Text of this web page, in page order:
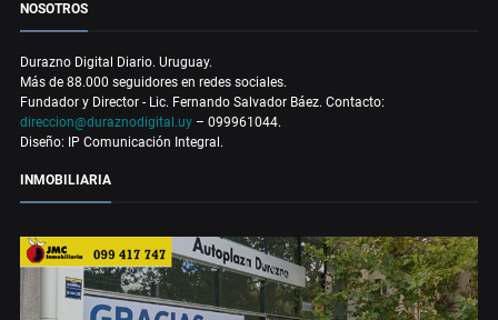
NOSOTROS
Durazno Digital Diario. Uruguay.
Más de 88.000 seguidores en redes sociales.
Fundador y Director - Lic. Fernando Salvador Báez. Contacto:
direccion@duraznodigital.uy – 099961044.
Diseño: IP Comunicación Integral.
INMOBILIARIA